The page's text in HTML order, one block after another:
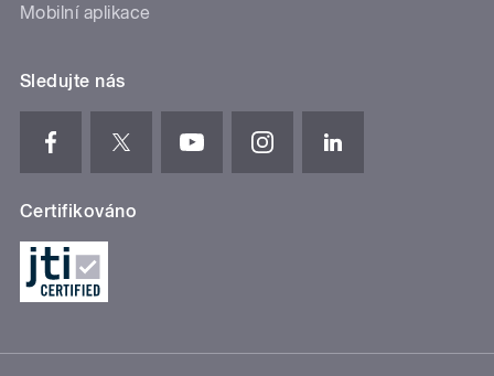
Mobilní aplikace
Sledujte nás
Certifikováno